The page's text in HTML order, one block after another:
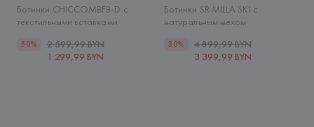
Ботинки CHICCOMBFB-D с
текстильными вставками
50%
2 599,99 BYN
1 299,99 BYN
Ботинки SR MILLA SKI с
натуральным мехом
30%
4 899,99 BYN
3 399,99 BYN